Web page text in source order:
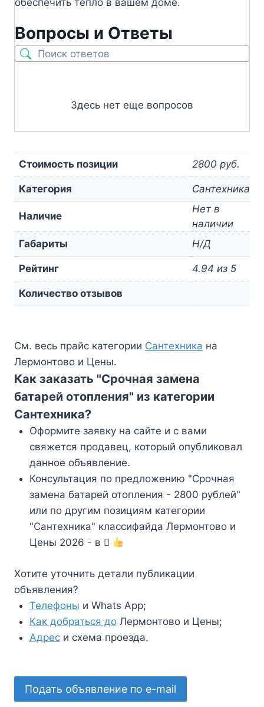
Вопросы и Ответы
Здесь нет еще вопросов
Стоимость позиции 2800 руб.
Категория Сантехника
Наличие
Нет в
наличии
Габариты
Н/Д
Рейтинг 4.94 из 5
Количество отзывов
См. весь прайс категории Сантехника на
Лермонтово и Цены.
Как заказать "Срочная замена
батарей отопления" из категории
Сантехника?
Оформите заявку на сайте и с вами
свяжется продавец, который опубликовал
данное объявление.
Консультация по предложению "Срочная
замена батарей отопления - 2800 рублей"
или по другим позициям категории
"Сантехника" классифайда Лермонтово и
Цены 2026 - в
Хотите уточнить детали публикации
объявления?
Телефоны и Whats App;
Как добраться доЛермонтово и Цены;
Адреси схема проезда.
Подать объявление по e-mail